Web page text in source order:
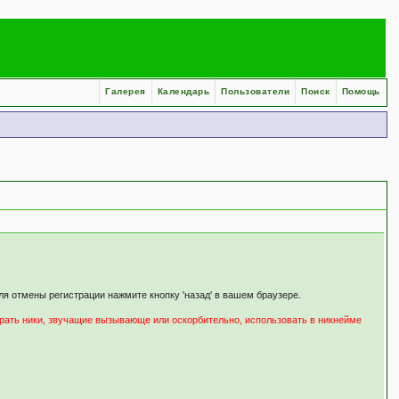
Помощь
Поиск
Пользователи
Календарь
Галерея
отмены регистрации нажмите кнопку 'назад' в вашем браузере.
ники, звучащие вызывающе или оскорбительно, использовать в никнейме